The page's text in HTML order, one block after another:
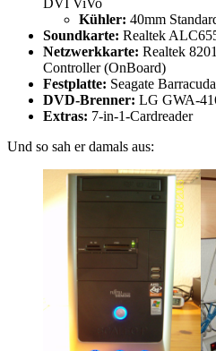
DVI ViVo
Kühler: 40mm
Soundkarte: Realtek
Netzwerkkarte: Realtek
Controller (OnBoard)
Festplatte: Seagate
DVD-Brenner: LG GWA-
Extras: 7-in-1-Cardreader
Und so sah er damals aus: